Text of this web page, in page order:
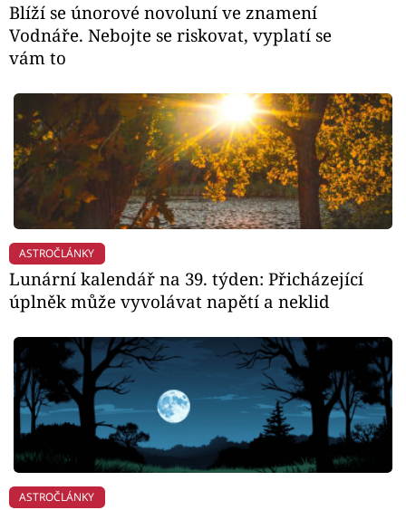
Blíží se únorové novoluní ve znamení
Vodnáře. Nebojte se riskovat, vyplatí se
vám to
ASTROČLÁNKY
Lunární kalendář na 39. týden: Přicházející
úplněk může vyvolávat napětí a neklid
ASTROČLÁNKY